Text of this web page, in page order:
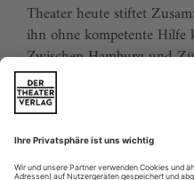
Theater heute stiftet
ihn ohne kompetente
Zwischen Hamburg und
Jena und Aachen gibt es
dichte, vielfältige und
Theater heute sind Sie
Ereignisse informiert.
Jahr mit einem Doppelheft